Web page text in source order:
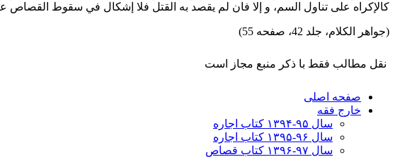
كالإكراه على تناول السم، و إلا فان لم يقصد به القتل فلا إشكال في سقوط القصاص
(جواهر الکلام، جلد 42، صفحه 55)
نقل مطالب فقط با ذکر منبع مجاز است
صفحه اصلی
خارج فقه
سال ۹۵-۱۳۹۴ کتاب اجاره
سال ۹۶-۱۳۹۵ کتاب اجاره
سال ۹۷-۱۳۹۶ کتاب قصاص